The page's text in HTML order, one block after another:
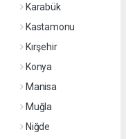
Karabük
Kastamonu
Kırşehir
Konya
Manisa
Muğla
Niğde